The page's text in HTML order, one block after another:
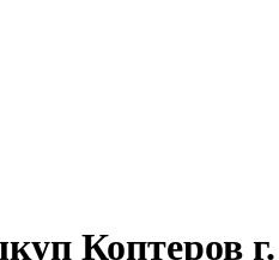
Коптеров